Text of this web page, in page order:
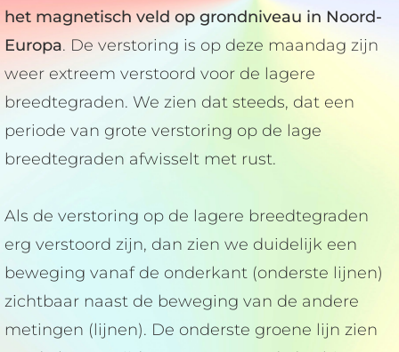
het magnetisch veld op grondniveau in Noord-
Europa. De verstoring is op deze maandag zijn
weer extreem verstoord voor de lagere
breedtegraden. We zien dat steeds, dat een
periode van grote verstoring op de lage
breedtegraden afwisselt met rust.
Als de verstoring op de lagere breedtegraden
erg verstoord zijn, dan zien we duidelijk een
beweging vanaf de onderkant (onderste lijnen)
zichtbaar naast de beweging van de andere
metingen (lijnen). De onderste groene lijn zien